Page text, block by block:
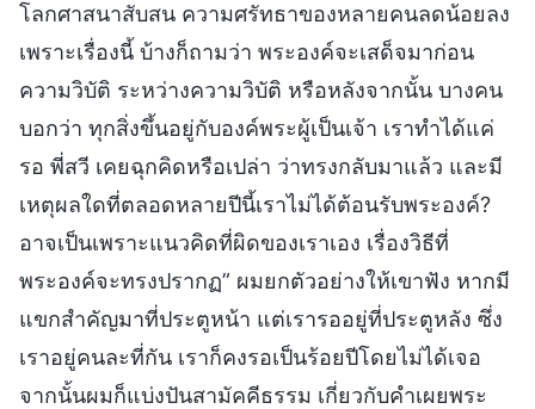
โลกศาสนาสับสน ความศรัทธาของหลายคนลดน้อยลง
เพราะเรื่องนี้ บ้างก็ถามว่า พระองค์จะเสด็จมาก่อน
ความวิบัติ ระหว่างความวิบัติ หรือหลังจากนั้น บางคน
บอกว่า ทุกสิ่งขึ้นอยู่กับองค์พระผู้เป็นเจ้า เราทำได้แค่
รอ พี่สวี เคยฉุกคิดหรือเปล่า ว่าทรงกลับมาแล้ว และมี
เหตุผลใดที่ตลอดหลายปีนี้เราไม่ได้ต้อนรับพระองค์?
อาจเป็นเพราะแนวคิดที่ผิดของเราเอง เรื่องวิธีที่
พระองค์จะทรงปรากฏ” ผมยกตัวอย่างให้เขาฟัง หากมี
แขกสำคัญมาที่ประตูหน้า แต่เรารออยู่ที่ประตูหลัง ซึ่ง
เราอยู่คนละที่กัน เราก็คงรอเป็นร้อยปีโดยไม่ได้เจอ
จากนั้นผมก็แบ่งปันสามัคคีธรรม เกี่ยวกับคำเผยพระ